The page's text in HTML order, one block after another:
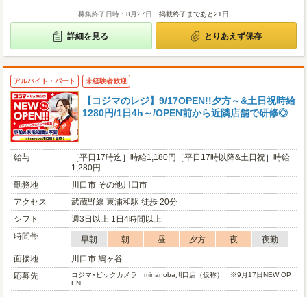
募集終了日時：8月27日 掲載終了まであと21日
詳細を見る とりあえず保存
アルバイト・パート 未経験者歓迎
【コジマのレジ】9/17OPEN!!夕方～&土日祝時給
1280円/1日4h～/OPEN前から近隣店舗で研修◎
給与
［平日17時迄］時給1,180円［平日17時以降&土日祝］時給
1,280円
勤務地
川口市 その他川口市
アクセス
武蔵野線 東浦和駅 徒歩 20分
シフト
週3日以上 1日4時間以上
時間帯
早朝 朝 昼 夕方 夜
夜勤
面接地
川口市 鳩ヶ谷
応募先
コジマ×ビックカメラ minanoba川口店（仮称） ※9月17日NEW OP
EN